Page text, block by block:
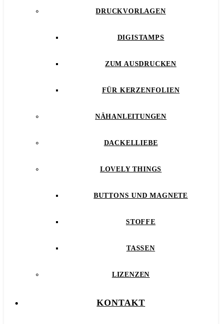
DRUCKVORLAGEN
DIGISTAMPS
ZUM AUSDRUCKEN
FÜR KERZENFOLIEN
NÄHANLEITUNGEN
DACKELLIEBE
LOVELY THINGS
BUTTONS UND MAGNETE
STOFFE
TASSEN
LIZENZEN
KONTAKT